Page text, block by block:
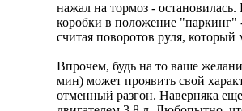
нажал на тормоз -
коробки в положение "паркинг"
считая поворотов руля,
Впрочем, будь на то ваше
мин) может проявить свой
отменный разгон. Наверняка